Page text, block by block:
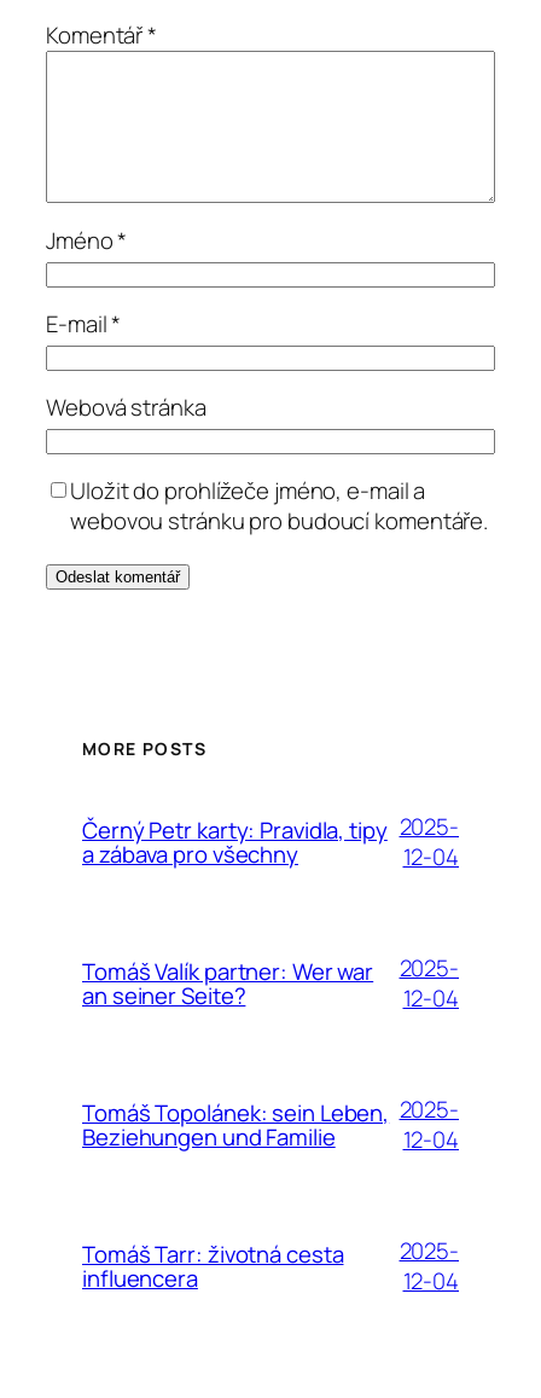
Komentář*
Jméno*
E-mail*
Webová stránka
Uložit do prohlížeče jméno, e-mail a
webovou stránku pro budoucí komentáře.
MORE POSTS
Černý Petr karty: Pravidla, tipy
a zábava pro všechny
2025-
12-04
Tomáš Valík partner: Wer war
an seiner Seite?
2025-
12-04
Tomáš Topolánek: sein Leben,
Beziehungen und Familie
2025-
12-04
Tomáš Tarr: životná cesta
influencera
2025-
12-04